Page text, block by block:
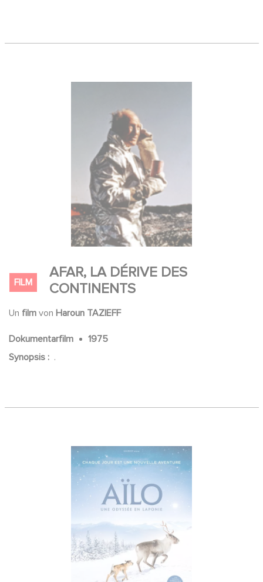
FILM
AFAR, LA DÉRIVE DES
CONTINENTS
Un film von Haroun TAZIEFF
Dokumentarfilm
1975
Synopsis : .